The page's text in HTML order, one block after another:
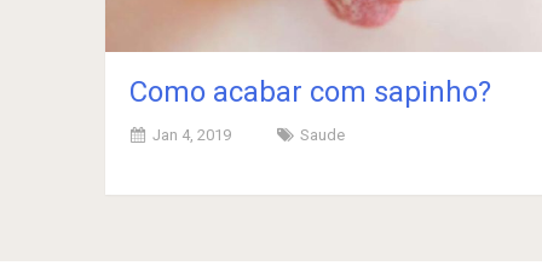
Como acabar com sapinho?
Jan 4, 2019 Saude